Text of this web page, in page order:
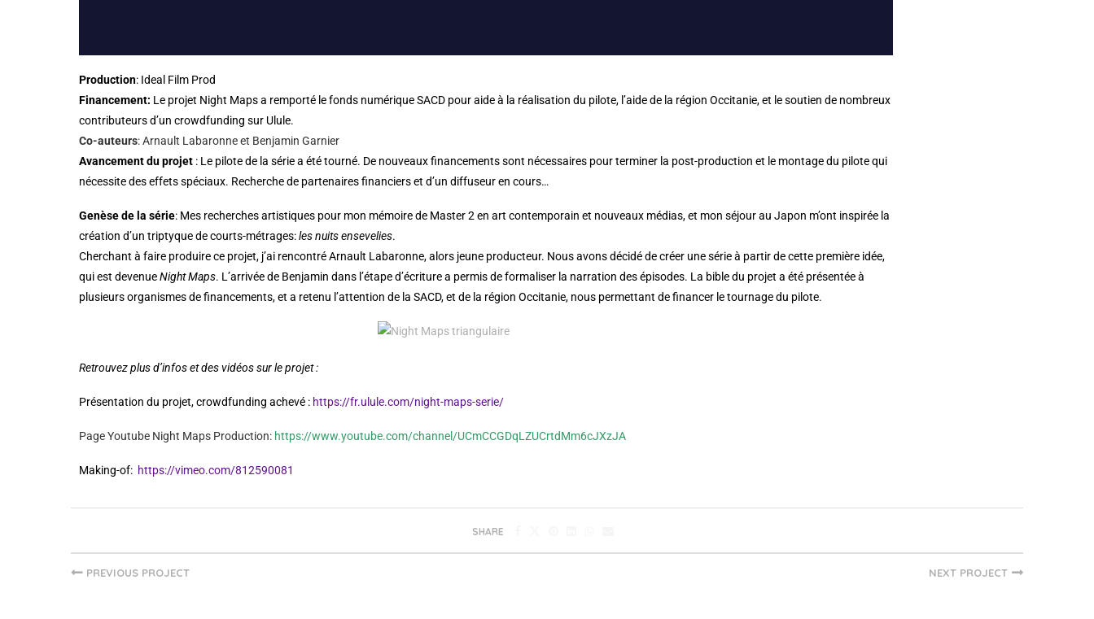
Production: Ideal Film Prod
Financement: Le projet Night Maps a remporté le fonds numérique SACD pour aide à la réalisation du pilote, l’aide de la région Occitanie, et le soutien de nombreux
contributeurs d’un crowdfunding sur Ulule.
Co-auteurs: Arnault Labaronne et Benjamin Garnier
Avancement du projet : Le pilote de la série a été tourné. De nouveaux financements sont nécessaires pour terminer la post-production et le montage du pilote qui
nécessite des effets spéciaux. Recherche de partenaires financiers et d’un diffuseur en cours…
Genèse de la série: Mes recherches artistiques pour mon mémoire de Master 2 en art contemporain et nouveaux médias, et mon séjour au Japon m’ont inspirée la
création d’un triptyque de courts-métrages:les nuits ensevelies.
Cherchant à faire produire ce projet, j’ai rencontré Arnault Labaronne, alors jeune producteur. Nous avons décidé de créer une série à partir de cette première idée,
qui est devenueNight Maps. L’arrivée de Benjamin dans l’étape d’écriture a permis de formaliser la narration des épisodes. La bible du projet a été présentée à
plusieurs organismes de financements, et a retenu l’attention de la SACD, et de la région Occitanie, nous permettant de financer le tournage du pilote.
Retrouvez plus d’infos et des vidéos sur le projet :
Présentation du projet, crowdfunding achevé : https://fr.ulule.com/night-maps-serie/
Page Youtube Night Maps Production: https://www.youtube.com/channel/UCmCCGDqLZUCrtdMm6cJXzJA
Making-of: https://vimeo.com/812590081
SHARE
PREVIOUS PROJECT NEXT PROJECT